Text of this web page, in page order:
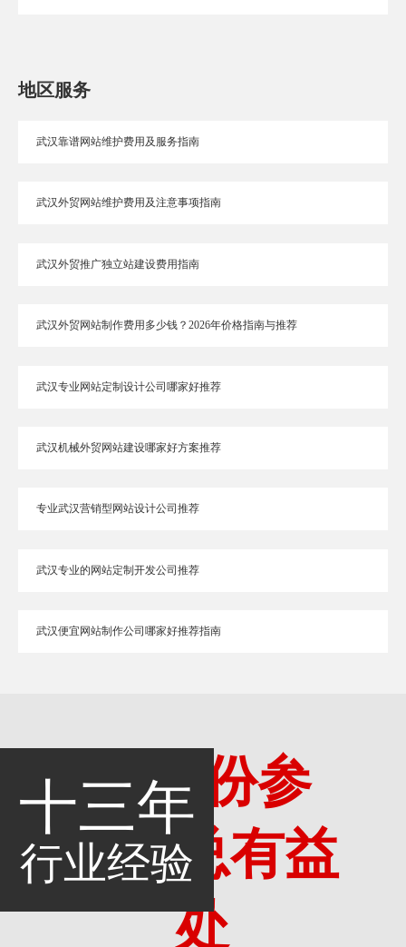
地区服务
武汉靠谱网站维护费用及服务指南
武汉外贸网站维护费用及注意事项指南
武汉外贸推广独立站建设费用指南
武汉外贸网站制作费用多少钱？2026年价格指南与推荐
武汉专业网站定制设计公司哪家好推荐
武汉机械外贸网站建设哪家好方案推荐
专业武汉营销型网站设计公司推荐
武汉专业的网站定制开发公司推荐
武汉便宜网站制作公司哪家好推荐指南
十三年
行业经验
多一份参
考，总有益
处